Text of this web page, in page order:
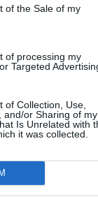
of the Sale of my
of processing my
Targeted
of Collection, Use,
and/or Sharing of my
Is Unrelated with
it was collected.